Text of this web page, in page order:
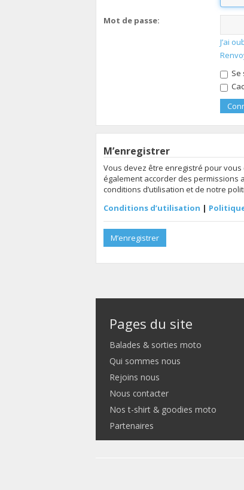
Mot de passe:
J’ai
Se
M’enregistrer
Vous devez être enregistré pour
également accorder des permissions
conditions d’utilisation et de notre
Conditions d’utilisation |
M’enregistrer
Pages du site
Balades & sorties moto
Qui sommes nous
Rejoins nous
Nous contacter
Nos t-shirt & goodies moto
Partenaires